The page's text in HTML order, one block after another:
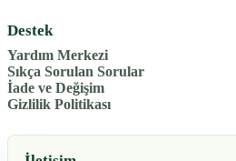
Destek
Yardım Merkezi
Sıkça Sorulan Sorular
İade ve Değişim
Gizlilik Politikası